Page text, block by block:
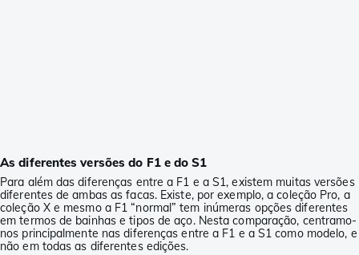
As diferentes versões do F1 e do S1
Para além das diferenças entre a F1 e a S1, existem muitas versões
diferentes de ambas as facas. Existe, por exemplo, a coleção Pro, a
coleção X e mesmo a F1 “normal” tem inúmeras opções diferentes
em termos de bainhas e tipos de aço. Nesta comparação, centramo-
nos principalmente nas diferenças entre a F1 e a S1 como modelo, e
não em todas as diferentes edições.